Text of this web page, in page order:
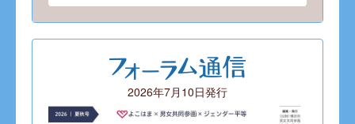
2026年7月10日発行